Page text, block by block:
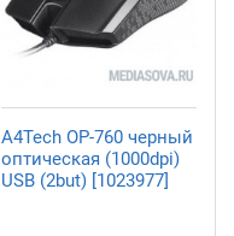
A4Tech OP-760 черный
оптическая (1000dpi)
USB (2but) [1023977]